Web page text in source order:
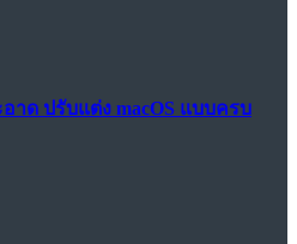
าด ปรับแต่ง macOS แบบครบ